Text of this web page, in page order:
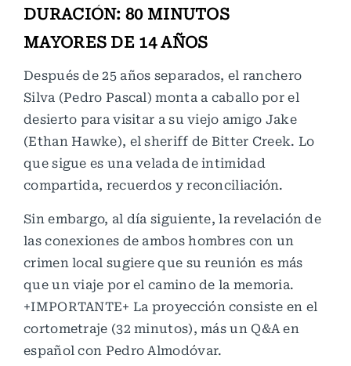
DURACIÓN: 80 MINUTOS
MAYORES DE 14 AÑOS
Después de 25 años separados, el ranchero
Silva (Pedro Pascal) monta a caballo por el
desierto para visitar a su viejo amigo Jake
(Ethan Hawke), el sheriff de Bitter Creek. Lo
que sigue es una velada de intimidad
compartida, recuerdos y reconciliación.
Sin embargo, al día siguiente, la revelación de
las conexiones de ambos hombres con un
crimen local sugiere que su reunión es más
que un viaje por el camino de la memoria.
+IMPORTANTE+ La proyección consiste en el
cortometraje (32 minutos), más un Q&A en
español con Pedro Almodóvar.